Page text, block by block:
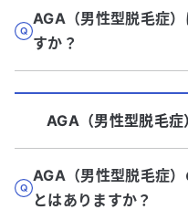
AGA（男性型脱毛症
すか？
AGA（男性型脱毛症
AGA（男性型脱毛症
とはありますか？